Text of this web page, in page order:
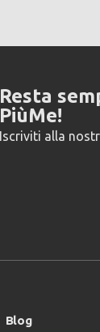
Resta
PiùMe!
Iscriviti alla
Blog